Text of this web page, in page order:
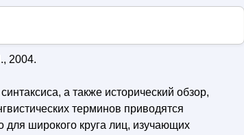
2004.
а также исторический обзор,
терминов приводятся
для широкого круга лиц, изучающих